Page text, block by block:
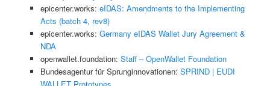
epicenter.works: eIDAS: Amendments to the Implementing
Acts (batch 4, rev8)
epicenter.works: Germany eIDAS Wallet Jury Agreement &
NDA
openwallet.foundation: Staff – OpenWallet Foundation
Bundesagentur für Sprunginnovationen: SPRIND | EUDI